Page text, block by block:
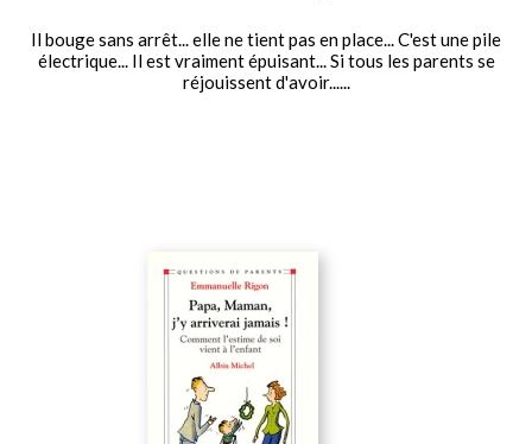
Il bouge sans arrêt... elle ne tient pas en place... C'est une pile
électrique... Il est vraiment épuisant... Si tous les parents se
réjouissent d'avoir......